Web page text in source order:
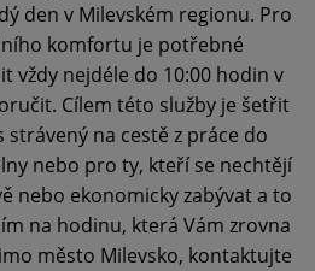
den v Milevském regionu. Pro
komfortu je potřebné
vždy nejdéle do 10:00 hodin v
Cílem této služby je šetřit
strávený na cestě z práce do
nebo pro ty, kteří se nechtějí
nebo ekonomicky zabývat a to
na hodinu, která Vám zrovna
město Milevsko, kontaktujte